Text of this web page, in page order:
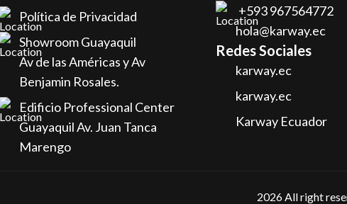
Política de Privacidad
Showroom Guayaquil
Av de las Américas y Av
Benjamin Rosales.
Edificio Professional Center
Guayaquil Av. Juan Tanca
Marengo
+593 967564772
hola@karway.ec
Redes Sociales
karway.ec
karway.ec
Karway Ecuador
2026All right